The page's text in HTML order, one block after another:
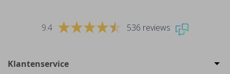
9.4 536 reviews
Klantenservice